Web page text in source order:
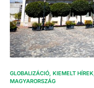
GLOBALIZÁCIÓ KIEMELT HÍREK
MAGYARORSZÁG